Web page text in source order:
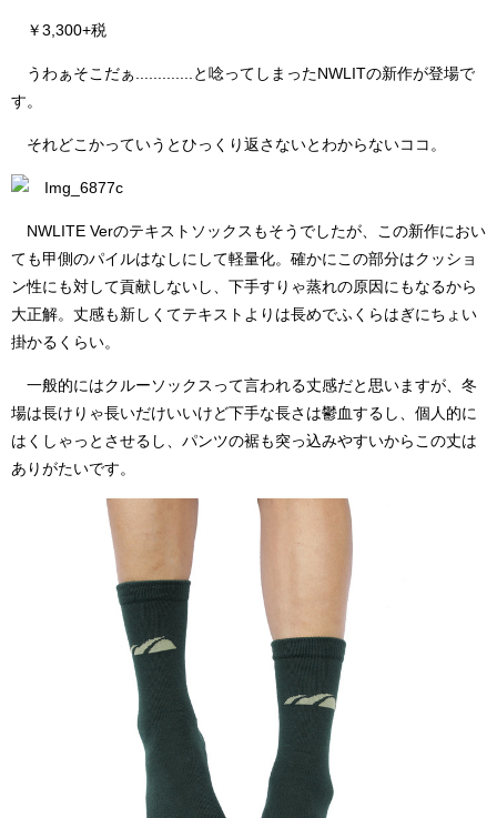
￥3,300+税
うわぁそこだぁ.............と唸ってしまったNWLITの新作が登場で
す。
それどこかっていうとひっくり返さないとわからないココ。
NWLITE Verのテキストソックスもそうでしたが、この新作におい
ても甲側のパイルはなしにして軽量化。確かにこの部分はクッショ
ン性にも対して貢献しないし、下手すりゃ蒸れの原因にもなるから
大正解。丈感も新しくてテキストよりは長めでふくらはぎにちょい
掛かるくらい。
一般的にはクルーソックスって言われる丈感だと思いますが、冬
場は長けりゃ長いだけいいけど下手な長さは鬱血するし、個人的に
はくしゃっとさせるし、パンツの裾も突っ込みやすいからこの丈は
ありがたいです。